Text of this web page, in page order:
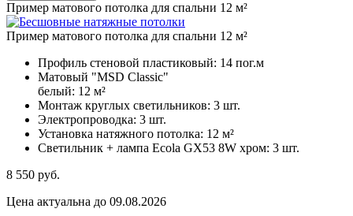
Пример матового потолка для спальни 12 м²
Пример матового потолка для спальни 12 м²
Профиль стеновой пластиковый: 14 пог.м
Матовый "MSD Classic"
белый: 12 м²
Монтаж круглых светильников: 3 шт.
Электропроводка: 3 шт.
Установка натяжного потолка: 12 м²
Светильник + лампа Ecola GX53 8W хром: 3 шт.
8 550 руб.
Цена актуальна до 09.08.2026